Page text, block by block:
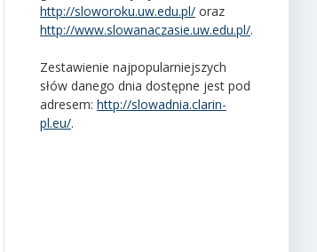
http://sloworoku.uw.edu.pl/ oraz
http://www.slowanaczasie.uw.edu.pl/.
Zestawienie najpopularniejszych
słów danego dnia dostępne jest pod
adresem: http://slowadnia.clarin-
pl.eu/.